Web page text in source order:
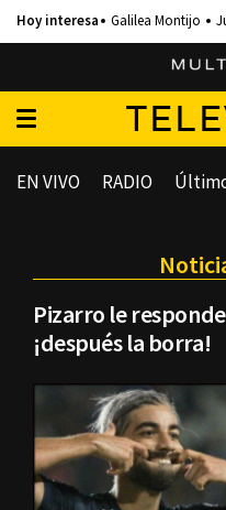
Galilea Montijo
EN VIVO RADIO
Pizarro le
¡después la borra!